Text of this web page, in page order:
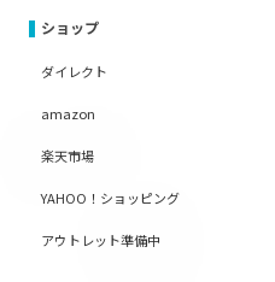
ショップ
ダイレクト
amazon
楽天市場
YAHOO！ショッピング
アウトレット準備中